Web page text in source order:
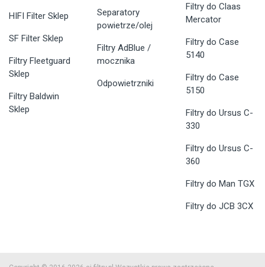
HIFI Filter Sklep
SF Filter Sklep
Filtry Fleetguard
Sklep
Filtry Baldwin
Sklep
Separatory
powietrze/olej
Filtry AdBlue /
mocznika
Odpowietrzniki
Filtry do Claas
Mercator
Filtry do Case
5140
Filtry do Case
5150
Filtry do Ursus C-
330
Filtry do Ursus C-
360
Filtry do Man TGX
Filtry do JCB 3CX